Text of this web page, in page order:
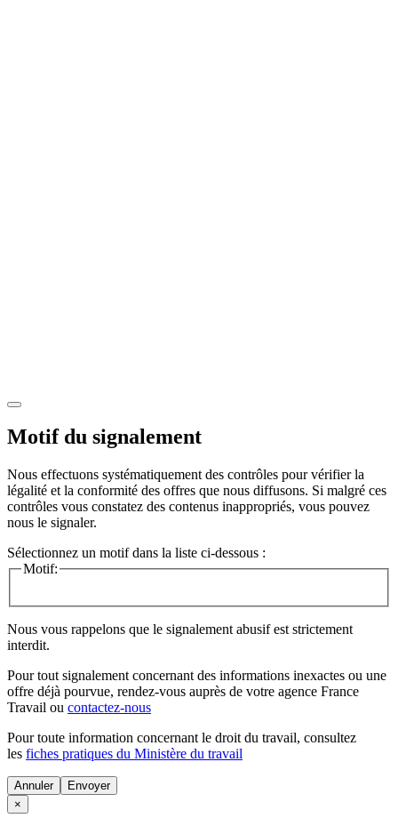
Motif du signalement
Nous effectuons systématiquement des contrôles pour vérifier la
légalité et la conformité des offres que nous diffusons. Si malgré ces
contrôles vous constatez des contenus inappropriés, vous pouvez
nous le signaler.
Sélectionnez un motif dans la liste ci-dessous :
Motif:
Nous vous rappelons que le signalement abusif est strictement
interdit.
Pour tout signalement concernant des informations inexactes ou une
offre déjà pourvue, rendez-vous auprès de votre agence France
Travail ou contactez-nous
Pour toute information concernant le droit du travail, consultez
les fiches pratiques du Ministère du travail
Annuler
×